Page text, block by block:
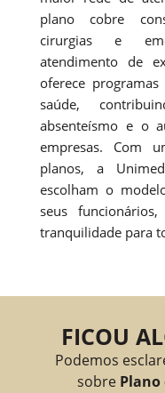
plano cobre
cirurgias e
atendimento de
oferece
saúde,
absenteísmo e o
empresas. Com
planos, a
escolham o
seus
tranquilidade para
FICOU
Podemos
sobre Plano